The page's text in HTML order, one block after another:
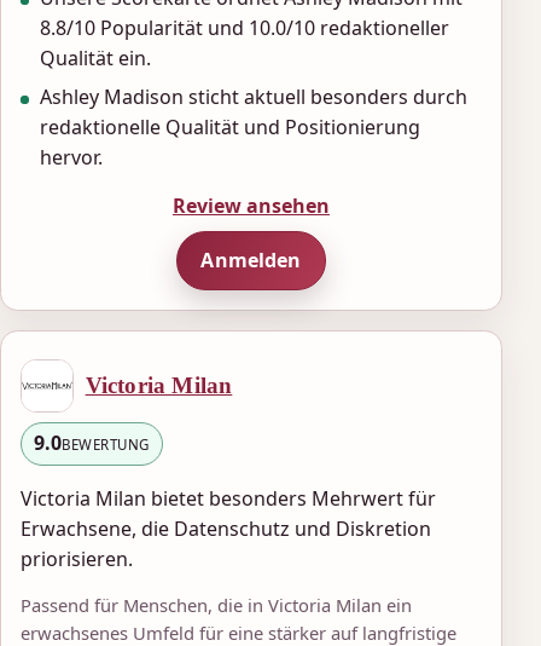
8.8/10 Popularität und 10.0/10 redaktioneller
Qualität ein.
Ashley Madison sticht aktuell besonders durch
redaktionelle Qualität und Positionierung
hervor.
Review ansehen
Anmelden
Victoria Milan
9.0BEWERTUNG
Victoria Milan bietet besonders Mehrwert für
Erwachsene, die Datenschutz und Diskretion
priorisieren.
Passend für Menschen, die in Victoria Milan ein
erwachsenes Umfeld für eine stärker auf langfristige